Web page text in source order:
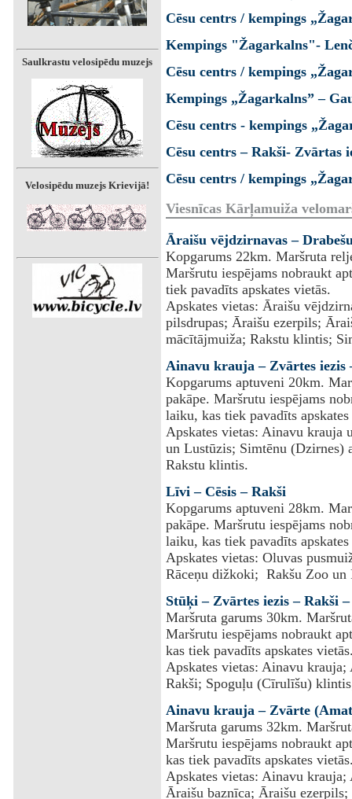
Saulkrastu velosipēdu muzejs
Velosipēdu muzejs Krievijā!
Cēsu centrs / kempings
Kempings "Žagarkalns"-
Cēsu centrs / kempings
Kempings „Žagarkalns” –
Cēsu centrs - kempings
Cēsu centrs – Rakši- Zvārtas
Cēsu centrs / kempings
Viesnīcas Kārļamuiža
Āraišu vējdzirnavas –
Kopgarums 22km. Maršruta
Maršrutu iespējams nobraukt
tiek pavadīts apskates vietās.
Apskates vietas: Āraišu
pilsdrupas; Āraišu ezerpils;
mācītājmuiža; Rakstu klintis;
Ainavu krauja – Zvārtes iezis
Kopgarums aptuveni 20km.
pakāpe. Maršrutu iespējams
laiku, kas tiek pavadīts
Apskates vietas: Ainavu krauja
un Lustūzis; Simtēnu
Rakstu klintis.
Līvi – Cēsis – Rakši
Kopgarums aptuveni 28km.
pakāpe. Maršrutu iespējams
laiku, kas tiek pavadīts
Apskates vietas: Oluvas
Rāceņu dižkoki; Rakšu Zoo un
Stūķi – Zvārtes iezis – Rakši
Maršruta garums 30km.
Maršrutu iespējams nobraukt
kas tiek pavadīts apskates
Apskates vietas: Ainavu
Rakši; Spoguļu (Cīrulīšu)
Ainavu krauja – Zvārte
Maršruta garums 32km.
Maršrutu iespējams nobraukt
kas tiek pavadīts apskates
Apskates vietas: Ainavu
Āraišu baznīca; Āraišu